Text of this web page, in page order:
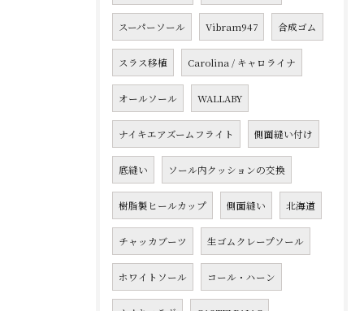
スーパーソール Vibram947 合成ゴム
スラス移植 Carolina / キャロライナ
オールソール WALLABY
ナイキエアズームフライト 側面縫い付け
底縫い ソール内クッションの交換
樹脂製ヒールカップ 側面縫い 北海道
チャッカブーツ 生ゴムクレープソール
ホワイトソール コール・ハーン